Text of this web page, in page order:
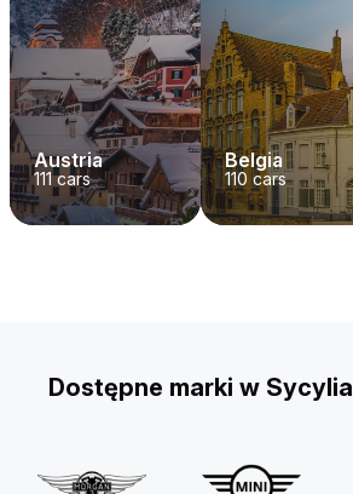
Austria
111cars
Belgia
110 cars
Dostępne marki w Sycylia